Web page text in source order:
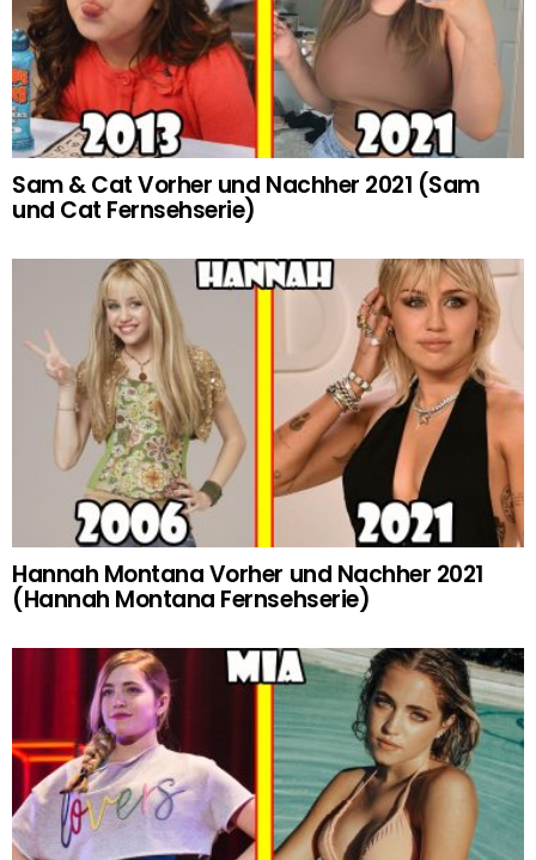
Sam & Cat Vorher und Nachher 2021 (Sam
und Cat Fernsehserie)
Hannah Montana Vorher und Nachher 2021
(Hannah Montana Fernsehserie)